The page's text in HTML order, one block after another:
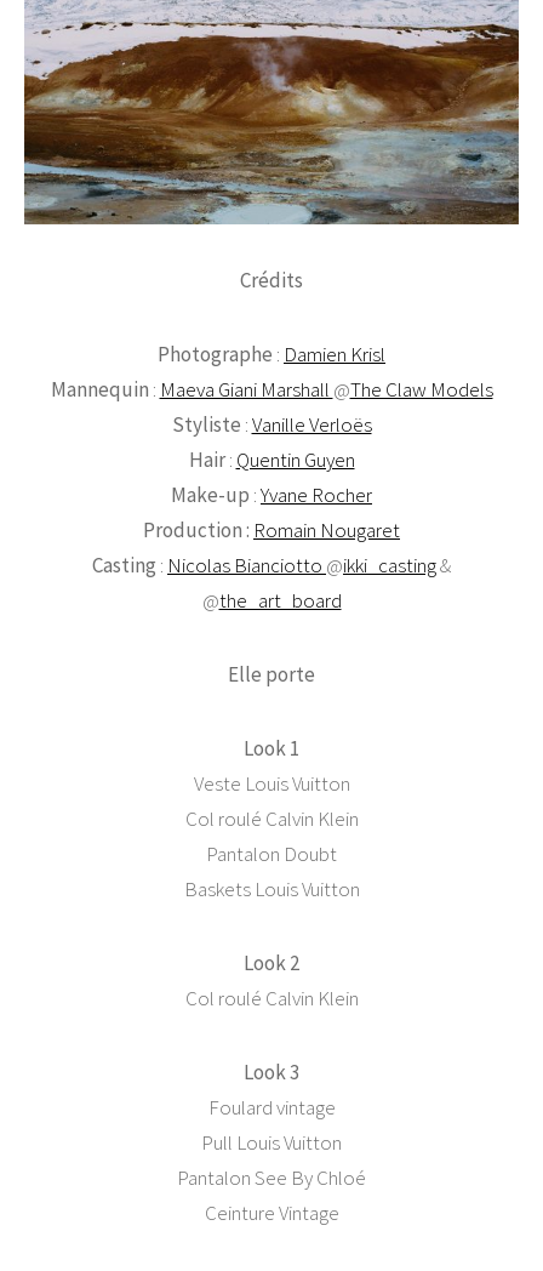
Crédits
Photographe : Damien Krisl
Mannequin : Maeva Giani Marshall @The Claw Models
Styliste :Vanille Verloës
Hair: Quentin Guyen
Make-up :Yvane Rocher
Production : Romain Nougaret
Casting : Nicolas Bianciotto @ikki_casting&
@the_art_board
Elle porte
Look 1
Veste Louis Vuitton
Col roulé Calvin Klein
Pantalon Doubt
Baskets Louis Vuitton
Look 2
Col roulé Calvin Klein
Look 3
Foulard vintage
Pull Louis Vuitton
Pantalon See By Chloé
Ceinture Vintage